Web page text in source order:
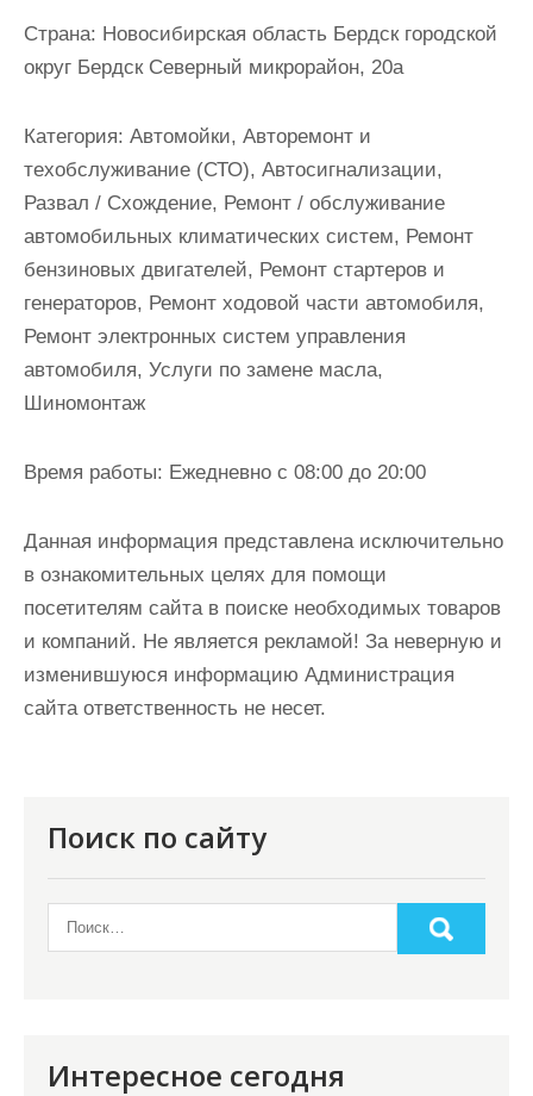
Страна: Новосибирская область Бердск городской
округ Бердск Северный микрорайон, 20а
Категория: Автомойки, Авторемонт и
техобслуживание (СТО), Автосигнализации,
Развал / Схождение, Ремонт / обслуживание
автомобильных климатических систем, Ремонт
бензиновых двигателей, Ремонт стартеров и
генераторов, Ремонт ходовой части автомобиля,
Ремонт электронных систем управления
автомобиля, Услуги по замене масла,
Шиномонтаж
Время работы: Ежедневно с 08:00 до 20:00
Данная информация представлена исключительно
в ознакомительных целях для помощи
посетителям сайта в поиске необходимых товаров
и компаний. Не является рекламой! За неверную и
изменившуюся информацию Администрация
сайта ответственность не несет.
Поиск по сайту
Интересное сегодня